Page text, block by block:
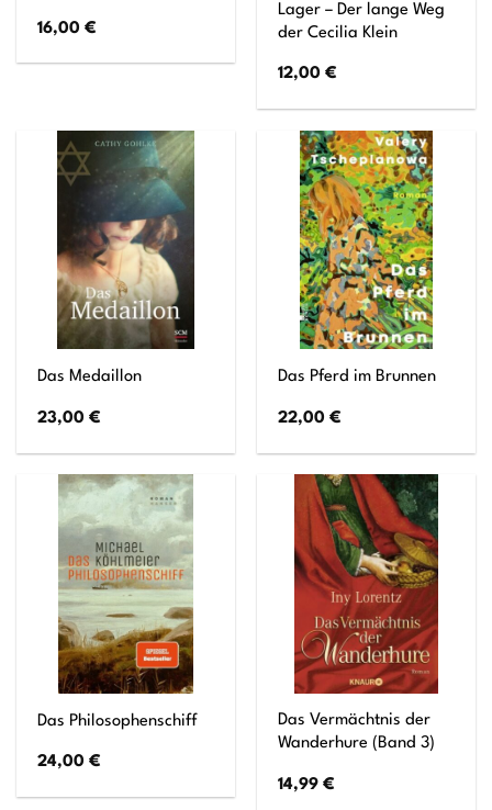
16,00€
Lager – Der lange Weg
der Cecilia Klein
12,00€
Das Medaillon
23,00€
Das Pferd im Brunnen
22,00€
Das Philosophenschiff
24,00€
Das Vermächtnis der
Wanderhure (Band 3)
14,99€